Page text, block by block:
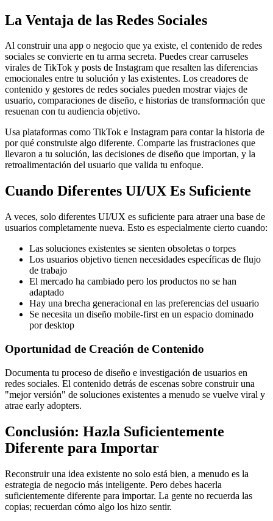
La Ventaja de las Redes Sociales
Al construir una app o negocio que ya existe, el contenido de redes
sociales se convierte en tu arma secreta. Puedes crear carruseles
virales de TikTok y posts de Instagram que resalten las diferencias
emocionales entre tu solución y las existentes. Los creadores de
contenido y gestores de redes sociales pueden mostrar viajes de
usuario, comparaciones de diseño, e historias de transformación que
resuenan con tu audiencia objetivo.
Usa plataformas como TikTok e Instagram para contar la historia de
por qué construiste algo diferente. Comparte las frustraciones que
llevaron a tu solución, las decisiones de diseño que importan, y la
retroalimentación del usuario que valida tu enfoque.
Cuando Diferentes UI/UX Es Suficiente
A veces, solo diferentes UI/UX es suficiente para atraer una base de
usuarios completamente nueva. Esto es especialmente cierto cuando:
Las soluciones existentes se sienten obsoletas o torpes
Los usuarios objetivo tienen necesidades específicas de flujo
de trabajo
El mercado ha cambiado pero los productos no se han
adaptado
Hay una brecha generacional en las preferencias del usuario
Se necesita un diseño mobile-first en un espacio dominado
por desktop
Oportunidad de Creación de Contenido
Documenta tu proceso de diseño e investigación de usuarios en
redes sociales. El contenido detrás de escenas sobre construir una
"mejor versión" de soluciones existentes a menudo se vuelve viral y
atrae early adopters.
Conclusión: Hazla Suficientemente
Diferente para Importar
Reconstruir una idea existente no solo está bien, a menudo es la
estrategia de negocio más inteligente. Pero debes hacerla
suficientemente diferente para importar. La gente no recuerda las
copias; recuerdan cómo algo los hizo sentir.